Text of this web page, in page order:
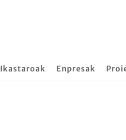
Ikastaroak Enpresak